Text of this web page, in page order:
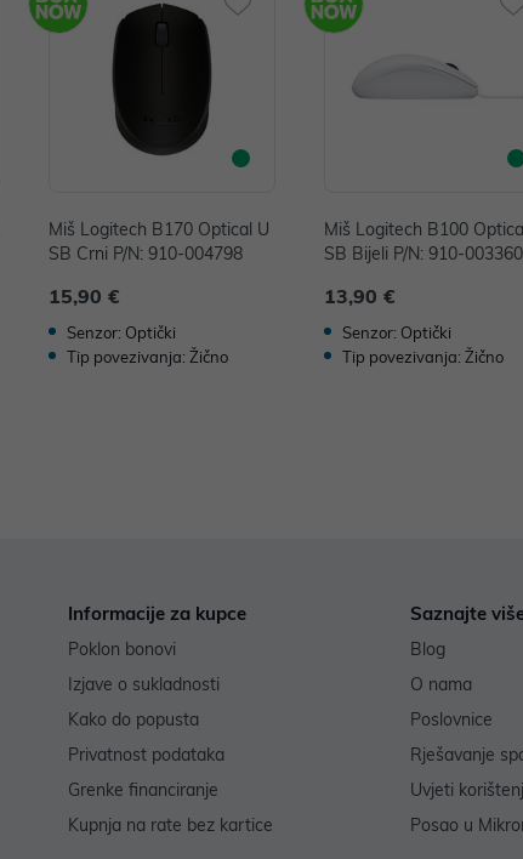
Miš Logitech B170 Optical U
SB Crni P/N: 910-004798
15,90 €
Senzor: Optički
Tip povezivanja: Žično
Miš Logitech B100
SB Bijeli P/N: 910-003360
13,90 €
Senzor: Optički
Tip povezivanja: Žično
Informacije za kupce
Poklon bonovi
Izjave o sukladnosti
Kako do popusta
Privatnost podataka
Grenke financiranje
Kupnja na rate bez kartice
Saznajte
Blog
O nama
Poslovnice
Rješavanje
Uvjeti
Posao u